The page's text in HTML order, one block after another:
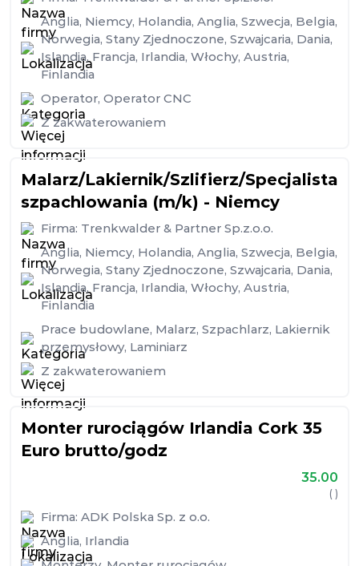
Anglia, Niemcy, Holandia, Anglia, Szwecja, Belgia,
Norwegia, Stany Zjednoczone, Szwajcaria, Dania,
Islandia, Francja, Irlandia, Włochy, Austria,
Finlandia
Operator, Operator CNC
Z zakwaterowaniem
Malarz/Lakiernik/Szlifierz/Specjalista
szpachlowania (m/k) - Niemcy
Firma: Trenkwalder & Partner Sp.z.o.o.
Anglia, Niemcy, Holandia, Anglia, Szwecja, Belgia,
Norwegia, Stany Zjednoczone, Szwajcaria, Dania,
Islandia, Francja, Irlandia, Włochy, Austria,
Finlandia
Prace budowlane, Malarz, Szpachlarz, Lakiernik
przemysłowy, Laminiarz
Z zakwaterowaniem
Monter rurociągów Irlandia Cork 35
Euro brutto/godz
35.00
( )
Firma: ADK Polska Sp. z o.o.
Anglia, Irlandia